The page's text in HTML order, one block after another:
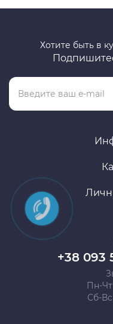
Хотите быть в
+38 093
Пн-Чт
Сб-